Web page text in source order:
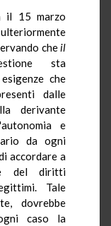
il 15 marzo
cheil
sta
che
dalle
derivante
e
da ogni
accordare a
del diritti
Tale
dovrebbe
caso la